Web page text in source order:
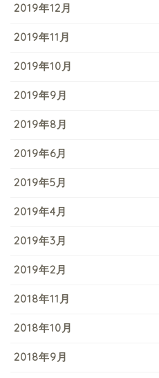
2019年12月
2019年11月
2019年10月
2019年9月
2019年8月
2019年6月
2019年5月
2019年4月
2019年3月
2019年2月
2018年11月
2018年10月
2018年9月